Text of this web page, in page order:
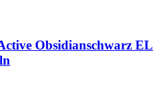
Obsidianschwarz EL